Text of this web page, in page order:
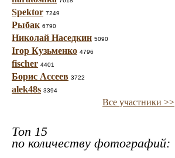
Spektor 7249
Рыбак 6790
Николай Наседкин 5090
Ігор Кузьменко 4796
fischer 4401
Борис Ассеев 3722
alek48s 3394
Все участники >>
Топ 15
по количеству фотографий: